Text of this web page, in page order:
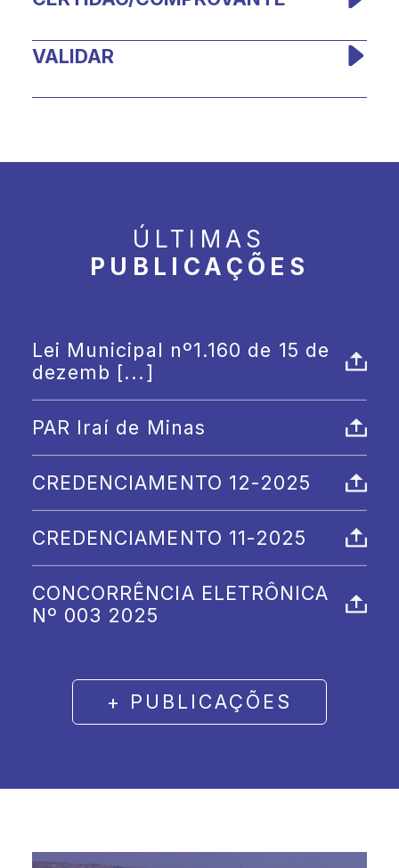
Preencha o formulário com os
seus dados para acessar o seu e-
Entrar
rua da sua casa?
Ligue:(34) 9 9714-3570
VALIDAR
ÚLTIMAS
PUBLICAÇÕES
Lei Municipal nº1.160 de 15 de
dezemb [...]
PAR Iraí de Minas
CREDENCIAMENTO 12-2025
CREDENCIAMENTO 11-2025
CONCORRÊNCIA ELETRÔNICA
Nº 003 2025
+ PUBLICAÇÕES